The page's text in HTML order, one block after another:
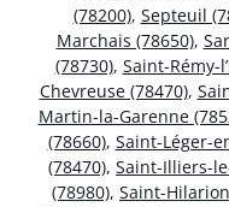
(78200), Septeuil
Marchais (78650),
(78730), Saint-Rémy-
Chevreuse (78470),
Martin-la-Garenne
(78660), Saint-Léger-
(78470), Saint-Illiers-
(78980), Saint-